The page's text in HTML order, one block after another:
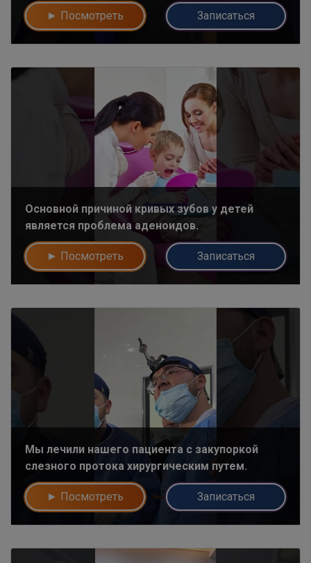
► Посмотреть Записаться
Основной причиной кривых зубов у детей
является проблема аденоидов.
► Посмотреть Записаться
Мы лечили нашего пациента с закупоркой
слезного протока хирургическим путем.
► Посмотреть Записаться